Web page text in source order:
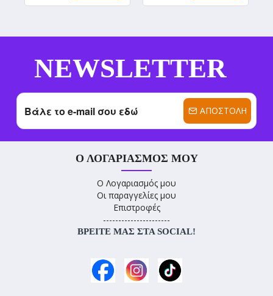
NEWSLETTER
ΑΠΟΣΤΟΛΉ
Ο ΛΟΓΑΡΙΑΣΜΌΣ ΜΟΥ
Ο Λογαριασμός μου
Οι παραγγελίες μου
Επιστροφές
----------------------
ΒΡΕΊΤΕ ΜΑΣ ΣΤΑ SOCIAL!